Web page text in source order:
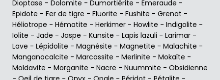
Dioptase - Dolomite - Dumortiérite - Emeraude -
Epidote - Fer de tigre - Fluorite - Fushite - Grenat -
Héliotrope - Hématite - Herkimer - Howlite - Indigolite -
Iolite - Jade - Jaspe - Kunsite - Lapis lazuli - Larimar -
Lave - Lépidolite - Magnésite - Magnetite - Malachite -
Manganocalcite - Marcassite - Merlinite - Mokaïte -
Moldavite - Morganite - Nacre - Nuummite - Obsidienne